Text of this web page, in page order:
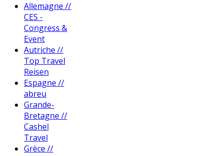
Allemagne //
CES -
Congress &
Event
Autriche //
Top Travel
Reisen
Espagne //
abreu
Grande-
Bretagne //
Cashel
Travel
Grèce //